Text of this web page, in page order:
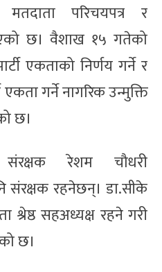
परिचयपत्र र
छ। वैशाख १५ गतेको
एकताको निर्णय गर्ने र
गर्ने नागरिक उन्मुक्ति
छ।
संरक्षक रेशम चौधरी
संरक्षक रहनेछन्। डा.सीके
श्रेष्ठ सहअध्यक्ष रहने गरी
छ।